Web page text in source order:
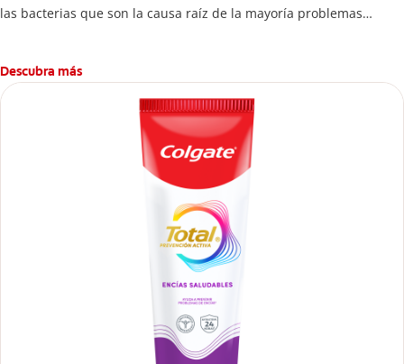
las bacterias que son la causa raíz de la mayoría problemas
Descubra más